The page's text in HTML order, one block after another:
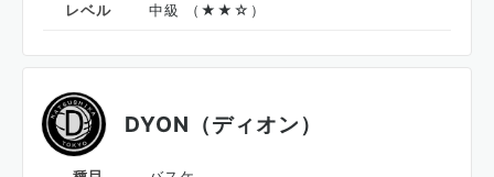
レベル 中級 （★★☆）
DYON（ディオン）